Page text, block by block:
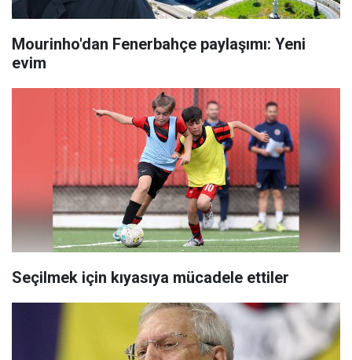
Mourinho'dan Fenerbahçe paylaşımı: Yeni
evim
Seçilmek için kıyasıya mücadele ettiler